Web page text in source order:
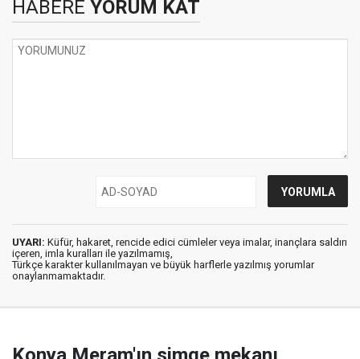
HABERE YORUM KAT
UYARI: Küfür, hakaret, rencide edici cümleler veya imalar, inançlara saldırı
içeren, imla kuralları ile yazılmamış,
Türkçe karakter kullanılmayan ve büyük harflerle yazılmış yorumlar
onaylanmamaktadır.